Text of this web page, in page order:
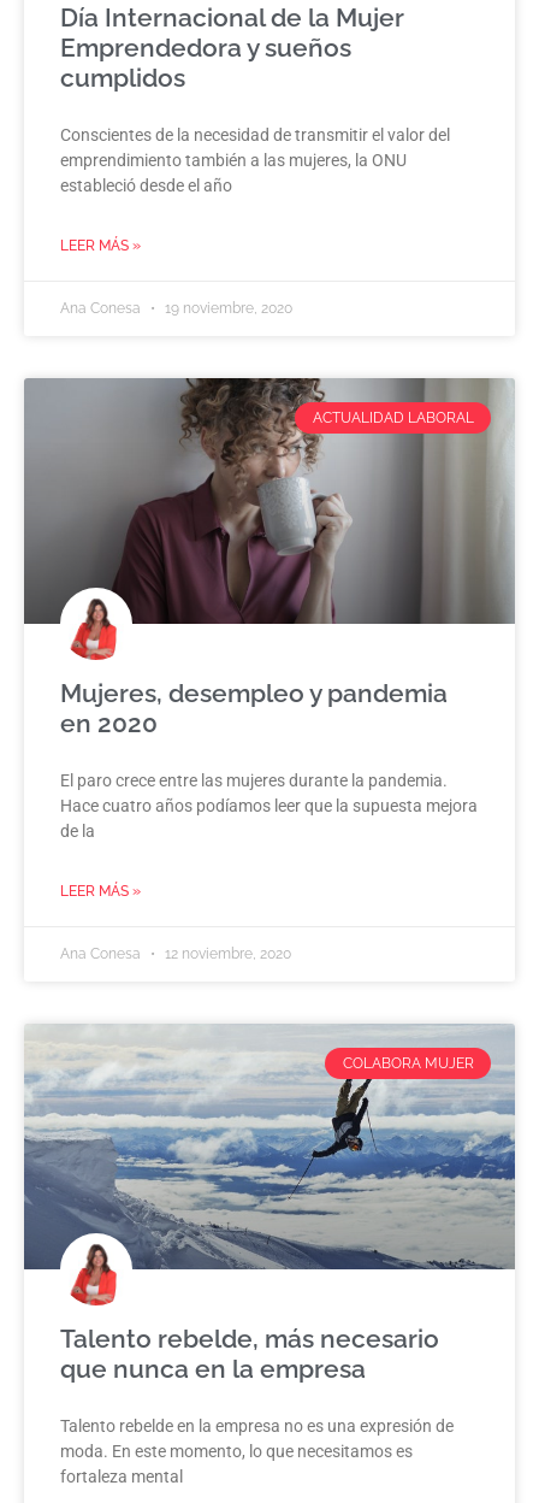
Día Internacional de la Mujer
Emprendedora y sueños
cumplidos
Conscientes de la necesidad de transmitir el valor del
emprendimiento también a las mujeres, la ONU
estableció desde el año
LEER MÁS »
Ana Conesa 19 noviembre, 2020
ACTUALIDAD LABORAL
Mujeres, desempleo y pandemia
en 2020
El paro crece entre las mujeres durante la pandemia.
Hace cuatro años podíamos leer que la supuesta mejora
de la
LEER MÁS »
Ana Conesa 12 noviembre, 2020
COLABORA MUJER
Talento rebelde, más necesario
que nunca en la empresa
Talento rebelde en la empresa no es una expresión de
moda. En este momento, lo que necesitamos es
fortaleza mental